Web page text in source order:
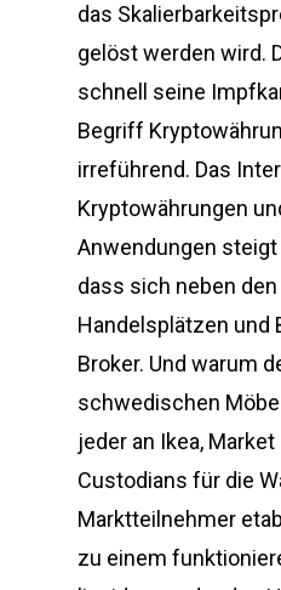
das
gelöst werden wird.
schnell seine
Begriff
irreführend. Das
Kryptowährungen
Anwendungen
dass sich neben
Handelsplätzen und
Broker. Und warum
schwedischen
jeder an Ikea, Market
Custodians für die
Marktteilnehmer
zu einem